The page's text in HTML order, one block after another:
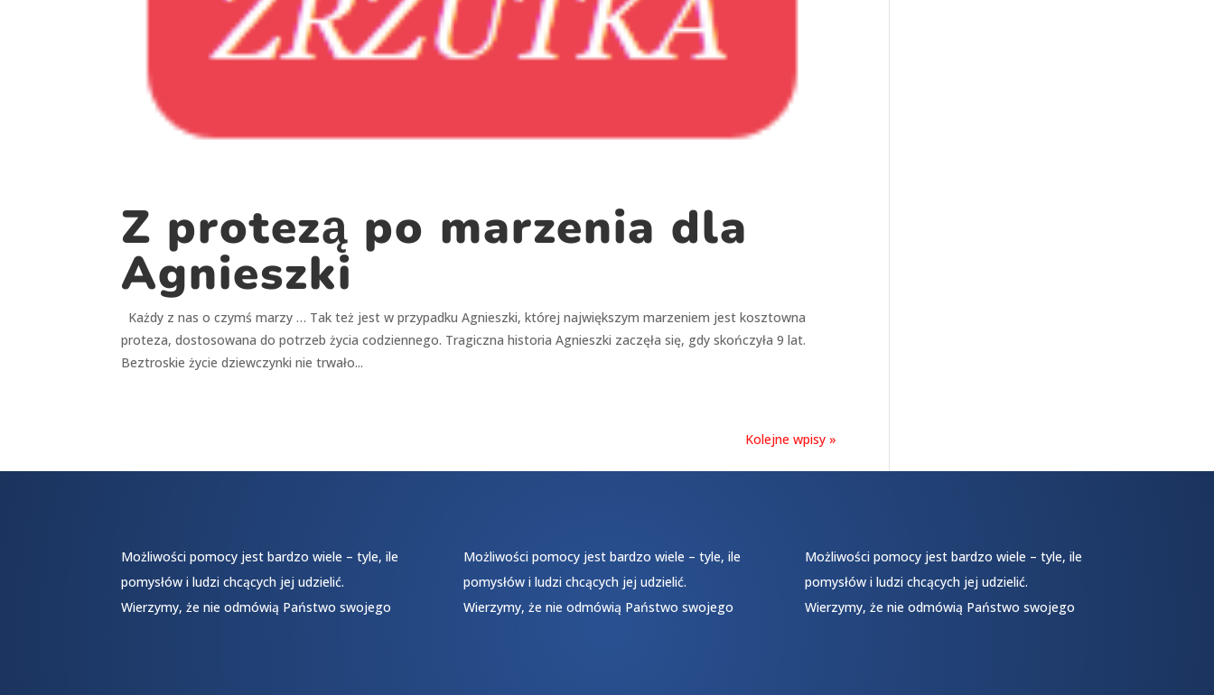
Z protezą po marzenia dla
Agnieszki
Każdy z nas o czymś marzy … Tak też jest w przypadku Agnieszki, której największym marzeniem jest kosztowna
proteza, dostosowana do potrzeb życia codziennego. Tragiczna historia Agnieszki zaczęła się, gdy skończyła 9 lat.
Beztroskie życie dziewczynki nie trwało...
Kolejne wpisy »
Możliwości pomocy jest bardzo wiele – tyle, ile
pomysłów i ludzi chcących jej udzielić.
Wierzymy, że nie odmówią Państwo swojego
Możliwości pomocy jest bardzo wiele – tyle, ile
pomysłów i ludzi chcących jej udzielić.
Wierzymy, że nie odmówią Państwo swojego
Możliwości pomocy jest bardzo wiele – tyle, ile
pomysłów i ludzi chcących jej udzielić.
Wierzymy, że nie odmówią Państwo swojego